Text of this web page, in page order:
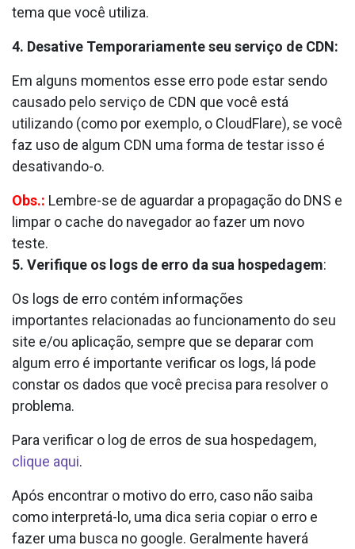
tema que você utiliza.
4. Desative Temporariamente seu serviço de CDN:
Em alguns momentos esse erro pode estar sendo
causado pelo serviço de CDN que você está
utilizando (como por exemplo, o CloudFlare), se você
faz uso de algum CDN uma forma de testar isso é
desativando-o.
Obs.: Lembre-se de aguardar a propagação do DNS e
limpar o cache do navegador ao fazer um novo
teste.
5. Verifique os logs de erro da sua hospedagem:
Os logs de erro contém informações
importantes relacionadas ao funcionamento do seu
site e/ou aplicação, sempre que se deparar com
algum erro é importante verificar os logs, lá pode
constar os dados que você precisa para resolver o
problema.
Para verificar o log de erros de sua hospedagem,
clique aqui.
Após encontrar o motivo do erro, caso não saiba
como interpretá-lo, uma dica seria copiar o erro e
fazer uma busca no google. Geralmente haverá